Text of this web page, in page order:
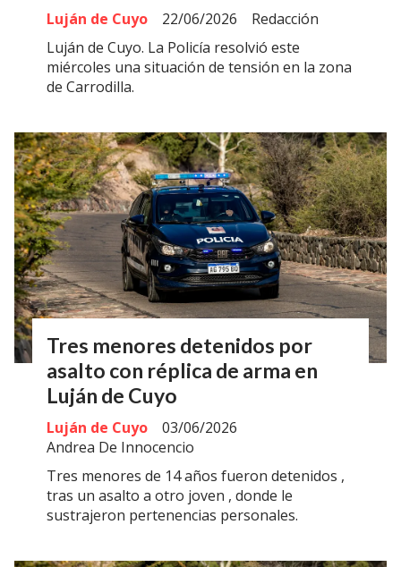
Redacción
Luján de Cuyo
22/06/2026
Luján de Cuyo. La Policía resolvió este
miércoles una situación de tensión en la zona
de Carrodilla.
Tres menores detenidos por
asalto con réplica de arma en
Luján de Cuyo
Andrea De Innocencio
Luján de Cuyo 03/06/2026
Tres menores de 14 años fueron detenidos ,
tras un asalto a otro joven , donde le
sustrajeron pertenencias personales.